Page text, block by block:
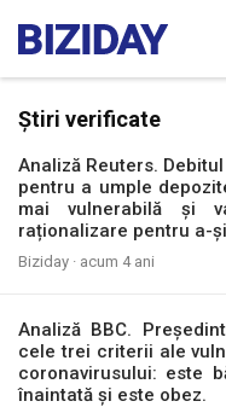
Știri verificate
Analiză Reuters.
pentru a umple
mai vulnerabilă și
raționalizare pentru a-
Biziday · acum 4 ani
Analiză BBC.
cele trei criterii ale
coronavirusului: este
înaintată și este obez.